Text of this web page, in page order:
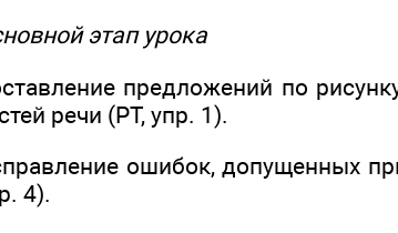
этап урока
предложений по
речи (РТ, упр. 1).
ошибок, допущенных
4).